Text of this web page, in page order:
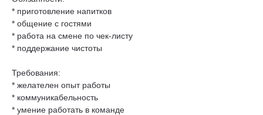
* приготовление напитков
* общение с гостями
* работа на смене по чек-листу
* поддержание чистоты
Требования:
* желателен опыт работы
* коммуникабельность
* умение работать в команде